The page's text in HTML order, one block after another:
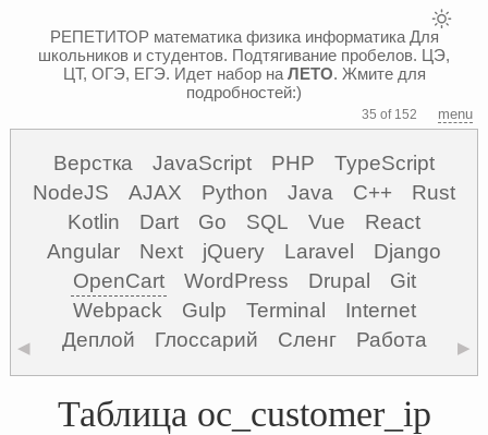
РЕПЕТИТОР математика физика информатикаДля
школьников и студентов. Подтягивание пробелов. ЦЭ,
ЦТ, ОГЭ, ЕГЭ. Идет набор на ЛЕТО. Жмите для
подробностей:)
35 of 152 menu
Верстка JavaScript PHP
TypeScript
NodeJS
AJAX Python Java C++
Rust
Kotlin
Dart Go SQL Vue
React
Angular
Next jQuery Laravel
Django
OpenCart
WordPress Drupal
Git
Webpack
Gulp Terminal
Internet
Деплой
Глоссарий Сленг Работа
◀ ▶
Таблица oc_customer_ip